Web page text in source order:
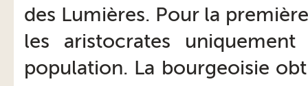
des Lumières. Pour la
les aristocrates
population. La bourgeoisie